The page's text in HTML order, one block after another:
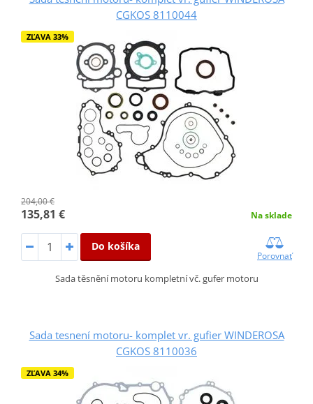
CGKOS 8110044
ZĽAVA 33%
204,00 €
135,81 € Na sklade
Do košíka
Porovnať
Sada těsnění motoru kompletní vč. gufer motoru
Sada tesnení motoru- komplet vr. gufier WINDEROSA
CGKOS 8110036
ZĽAVA 34%